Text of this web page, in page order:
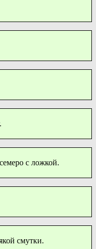
с ложкой.
смутки.